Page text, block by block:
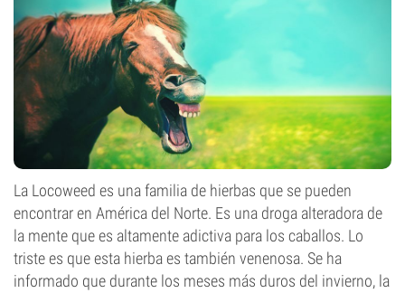
La Locoweed es una familia de hierbas que se pueden
encontrar en América del Norte. Es una droga alteradora de
la mente que es altamente adictiva para los caballos. Lo
triste es que esta hierba es también venenosa. Se ha
informado que durante los meses más duros del invierno, la